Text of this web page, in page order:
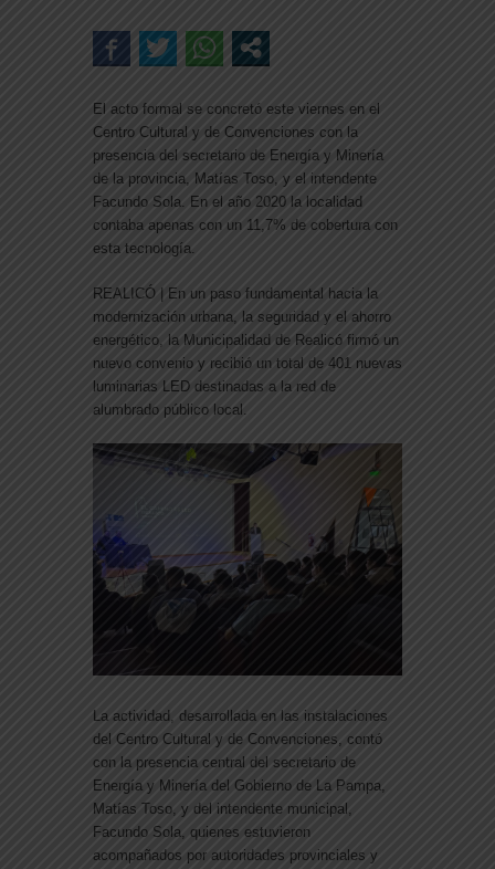
El acto formal se concretó este viernes en el
Centro Cultural y de Convenciones con la
presencia del secretario de Energía y Minería
de la provincia, Matías Toso, y el intendente
Facundo Sola. En el año 2020 la localidad
contaba apenas con un 11,7% de cobertura con
esta tecnología.
REALICÓ |
En un paso fundamental hacia la
modernización urbana, la seguridad y el ahorro
energético, la Municipalidad de Realicó firmó un
nuevo convenio y recibió un total de 401 nuevas
luminarias LED destinadas a la red de
alumbrado público local.
La actividad, desarrollada en las instalaciones
del Centro Cultural y de Convenciones, contó
con la presencia central del secretario de
Energía y Minería del Gobierno de La Pampa,
Matías Toso, y del intendente municipal,
Facundo Sola, quienes estuvieron
acompañados por autoridades provinciales y